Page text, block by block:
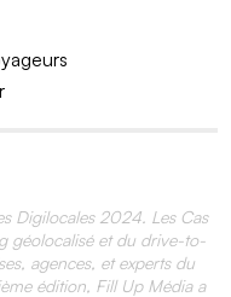
Digilocales 2024. Les Cas
géolocalisé et du drive-to-
agences, et experts du
édition, Fill Up Média a